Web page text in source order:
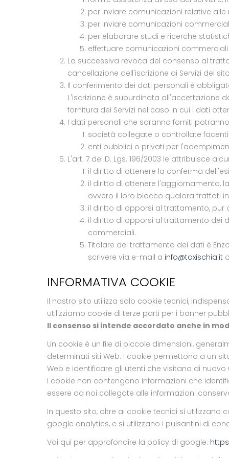
per inviare comunicazioni relative
per inviare comunicazioni
per elaborare studi e ricerche
effettuare comunicazioni
La successiva revoca del consenso al
cancellazione dell'iscrizione ai Servizi del
Il conferimento dei dati personali è
L'iscrizione è suburdinata all'accettazione
fornitura dei Servizi nel caso in cui i dati
I dati personali che saranno forniti
società collegate o controllate
enti pubblici o privati per
L'art. 7 del D. Lgs. 196/2003 le attribuisce
il diritto di ottenere la conferma
il diritto di ottenere l'aggiornamento,
ovvero il loro blocco qualora trattati
il diritto di opporsi al trattamento, pur
il diritto di opporsi al trattamento dei
commerciali.
Titolare del trattamento dei dati è
scrivere via e-mail a info@taxischia.it
INFORMATIVA COOKIE
Il nostro sito utilizza solo cookie tecnici,
utilizziamo cookie di terze parti per i banner
Il consenso si intende accordato anche in
Un cookie è un file di piccole dimensioni,
determinati siti Web. I cookie permettono a un
Web e identificare gli utenti che visitano di nuovo
I cookie non contengono informazioni che
essere da noi collegate alle informazioni
In questo sito, oltre ai cookie tecnici si
google analytics, e si utilizzano i pulsantini di
Vai qui per approfondire la policy di google: